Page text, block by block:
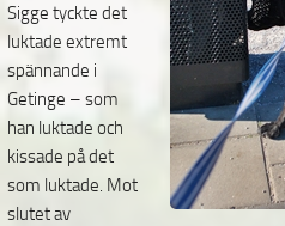
Sigge tyckte det
luktade extremt
spännande i
Getinge – som
han luktade och
kissade på det
som luktade. Mot
slutet av